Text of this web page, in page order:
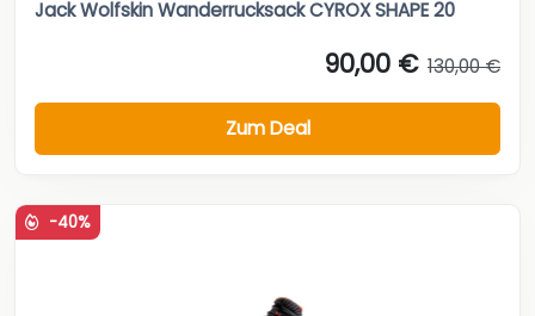
Jack Wolfskin Wanderrucksack CYROX SHAPE 20
90,00 € 130,00 €
Zum Deal
-40%